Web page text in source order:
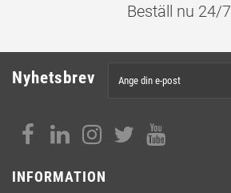
Beställ nu 24/7
Nyhetsbrev
INFORMATION